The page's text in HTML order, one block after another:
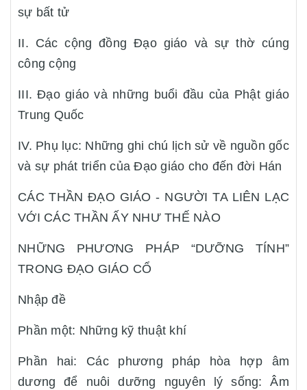
sự bất tử
II. Các cộng đồng Đạo giáo và sự thờ cúng
công cộng
III. Đạo giáo và những buổi đầu của Phật giáo
Trung Quốc
IV. Phụ lục: Những ghi chú lịch sử về nguồn gốc
và sự phát triển của Đạo giáo cho đến đời Hán
CÁC THẦN ĐẠO GIÁO - NGƯỜI TA LIÊN LẠC
VỚI CÁC THẦN ẤY NHƯ THẾ NÀO
NHỮNG PHƯƠNG PHÁP “DƯỠNG TÍNH”
TRONG ĐẠO GIÁO CỔ
Nhập đề
Phần một: Những kỹ thuật khí
Phần hai: Các phương pháp hòa hợp âm
dương để nuôi dưỡng nguyên lý sống: Âm